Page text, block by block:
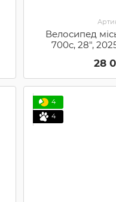
Велосипед
700c, 28",
28
4
4